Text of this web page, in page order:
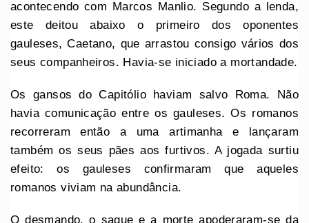
acontecendo com Marcos Manlio. Segundo a lenda,
este deitou abaixo o primeiro dos oponentes
gauleses, Caetano, que arrastou consigo vários dos
seus companheiros. Havia-se iniciado a mortandade.
Os gansos do Capitólio haviam salvo Roma. Não
havia comunicação entre os gauleses. Os romanos
recorreram então a uma artimanha e lançaram
também os seus pães aos furtivos. A jogada surtiu
efeito: os gauleses confirmaram que aqueles
romanos viviam na abundância.
O desmando, o saque e a morte apoderaram-se da